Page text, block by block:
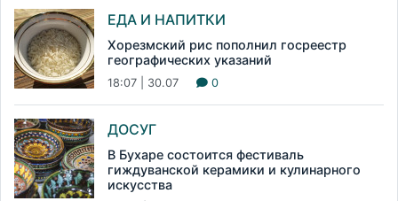
ЕДА И НАПИТКИ
Хорезмский рис пополнил госреестр
географических указаний
18:07 | 30.07 0
ДОСУГ
В Бухаре состоится фестиваль
гиждуванской керамики и кулинарного
искусства